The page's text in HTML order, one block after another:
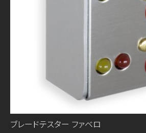
ブレードテスター ファベロ